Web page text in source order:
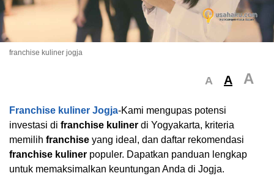
franchise kuliner jogja
A A A
Franchise kuliner Jogja-Kami mengupas potensi
investasi di franchise kuliner di Yogyakarta, kriteria
memilih franchise yang ideal, dan daftar rekomendasi
franchise kuliner populer. Dapatkan panduan lengkap
untuk memaksimalkan keuntungan Anda di Jogja.